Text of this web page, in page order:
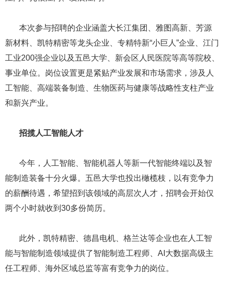
本次参与招聘的企业涵盖大长江集团、雅图高新、芳源
新材料、凯特精密等龙头企业、专精特新“小巨人”企业、江门
工业200强企业以及五邑大学、新会区人民医院等高等院校、
事业单位。岗位设置更是紧贴产业发展和市场需求，涉及人
工智能、高端装备制造、生物医药与健康等战略性支柱产业
和新兴产业。
招揽人工智能人才
今年，人工智能、智能机器人等新一代智能终端以及智
能制造装备十分火爆。五邑大学也投出橄榄枝，以有竞争力
的薪酬待遇，希望招到该领域的高层次人才，招聘会开始仅
两个小时就收到30多份简历。
此外，凯特精密、德昌电机、格兰达等企业也在人工智
能与智能制造领域提供了智能制造工程师、AI大数据高级主
任工程师、海外区域总监等富有竞争力的岗位。